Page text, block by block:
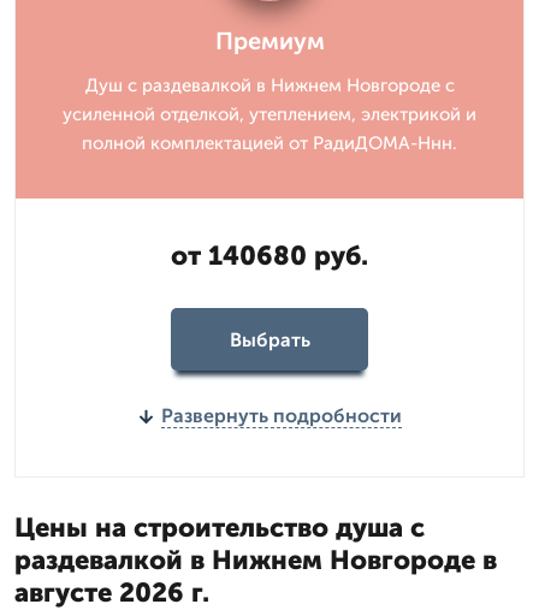
Премиум
Душ с раздевалкой в Нижнем Новгороде с
усиленной отделкой, утеплением, электрикой и
полной комплектацией от РадиДОМА-Ннн.
от 140680 руб.
Выбрать
Развернуть подробности
Цены на строительство душа с
раздевалкой в Нижнем Новгороде в
августе 2026 г.